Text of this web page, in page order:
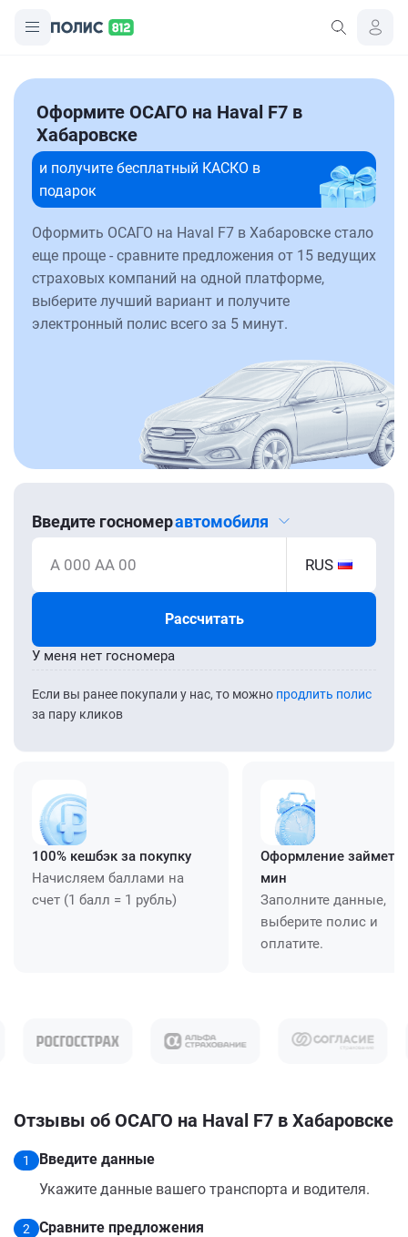
Оформите ОСАГО на Haval F7 в
Хабаровске
и получите бесплатный КАСКО в
подарок
Оформить ОСАГО на Haval F7 в Хабаровске стало
еще проще - сравните предложения от 15 ведущих
страховых компаний на одной платформе,
выберите лучший вариант и получите
электронный полис всего за 5 минут.
Введите госномеравтомобиля
А 000 АА 00 RUS
Рассчитать
Если вы ранее покупали у нас, то можно продлить полис
за пару кликов
У меня нет госномера
100% кешбэк за покупку
Начисляем баллами на
счет (1 балл = 1 рубль)
Оформление займет
мин
Заполните данные,
выберите полис и
оплатите.
Отзывы об ОСАГО на Haval F7 в Хабаровске
1
Введите данные
Укажите данные вашего транспорта и водителя.
2
Сравните предложения